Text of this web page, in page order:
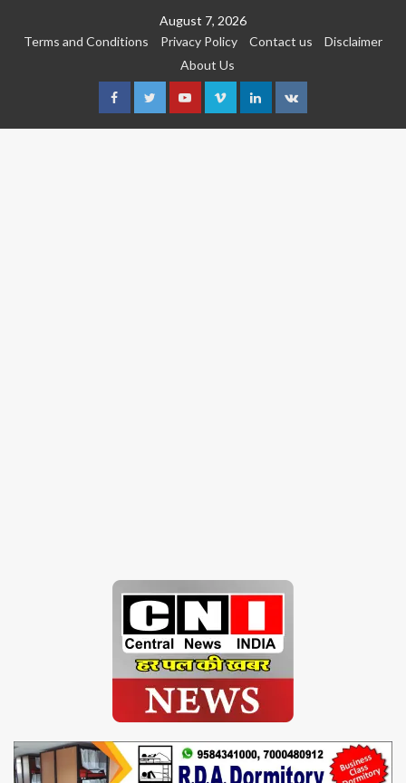
August 7, 2026
Terms and Conditions
Privacy Policy Contact us
Disclaimer
About Us
FacebookTwitterYoutubeVimeoLinkedin
VK